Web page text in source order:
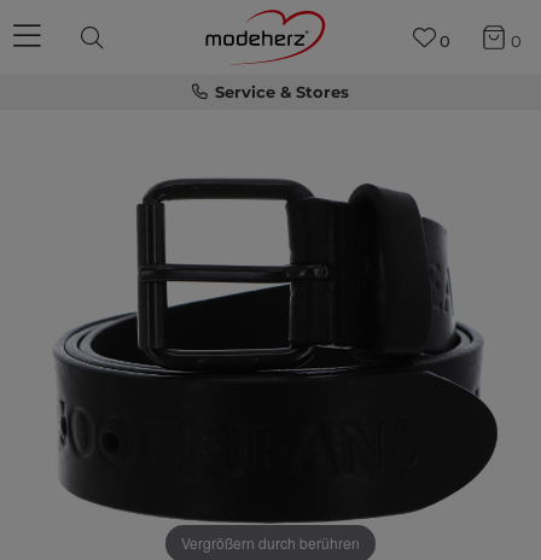
Service & Stores
0 0
Vergrößern durch berühren